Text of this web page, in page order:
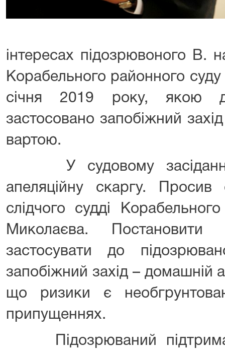
інтересах підозрювоного В.
Корабельного районного
січня 2019 року, якою
застосовано запобіжний
вартою.
У судовому засіданні
апеляційну скаргу. Просив
слідчого судді
Миколаєва.
застосувати до
запобіжний захід – домашній
що ризики є
припущеннях.
Підозрюваний